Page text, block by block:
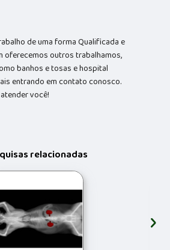
de uma forma Qualificada e
oferecemos outros trabalhamos,
banhos e tosas e hospital
entrando em contato conosco.
você!
relacionadas
›